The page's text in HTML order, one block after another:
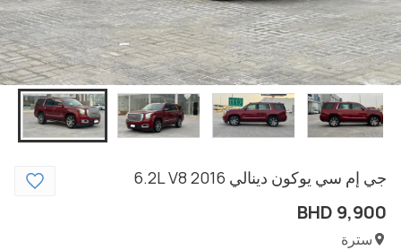
جي إم سي يوكون دينالي 6.2L V8 2016
BHD 9,900
سترة